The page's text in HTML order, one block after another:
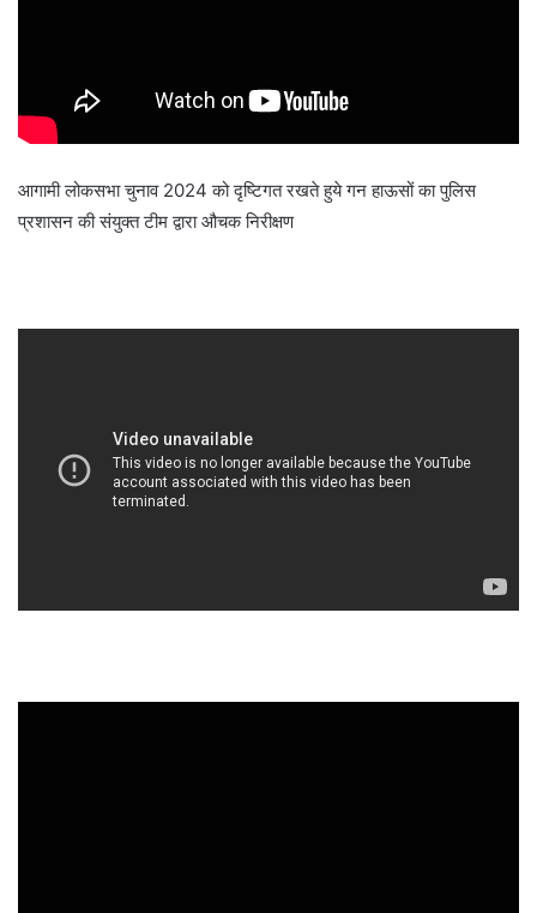
आगामी लोकसभा चुनाव 2024 को दृष्टिगत रखते हुये गन हाऊसों का पुलिस
प्रशासन की संयुक्त टीम द्वारा औचक निरीक्षण